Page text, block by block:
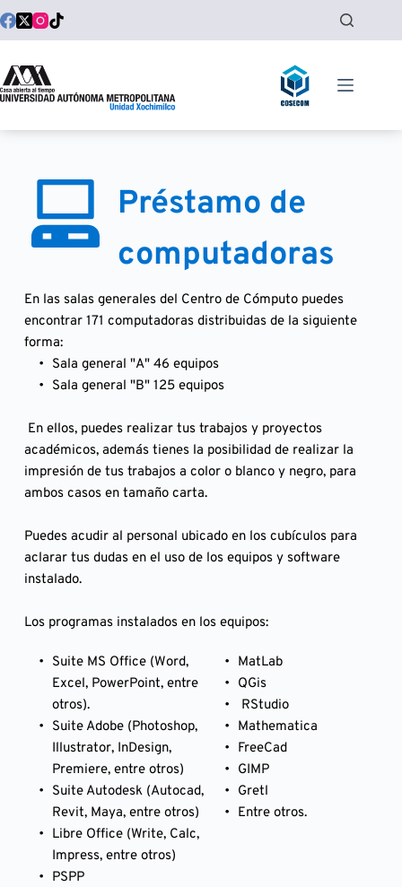
al
contenido
Préstamo de
computadoras
En las salas generales del Centro de Cómputo puedes
encontrar 171 computadoras distribuidas de la siguiente
forma:
Sala general "A" 46 equipos
Sala general "B" 125 equipos
académicos, además tienes la posibilidad de realizar la
impresión de tus trabajos a color o blanco y negro, para
ambos casos en tamaño carta.
Puedes acudir al personal ubicado en los cubículos para
aclarar tus dudas en el uso de los equipos y software
instalado.
Los programas instalados en los equipos:
Suite MS Office (Word,
Excel, PowerPoint, entre
otros).
Suite Adobe (Photoshop,
Illustrator, InDesign,
Premiere, entre otros)
Suite Autodesk (Autocad,
Revit, Maya, entre otros)
Libre Office (Write, Calc,
Impress, entre otros)
PSPP
MatLab
QGis
RStudio
Mathematica
FreeCad
GIMP
Gretl
Entre otros.